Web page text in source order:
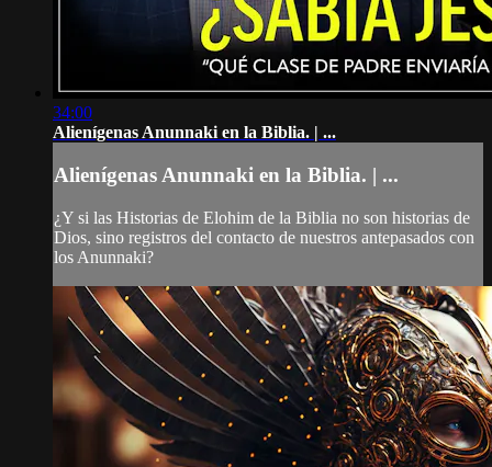
34:00
Alienígenas Anunnaki en la Biblia. | ...
Alienígenas Anunnaki en la Biblia. | ...
¿Y si las Historias de Elohim de la Biblia no son historias de
Dios, sino registros del contacto de nuestros antepasados ​​con
los Anunnaki?